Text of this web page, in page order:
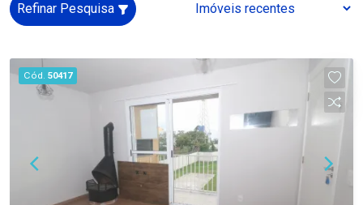
Refinar Pesquisa
Cód. 50417